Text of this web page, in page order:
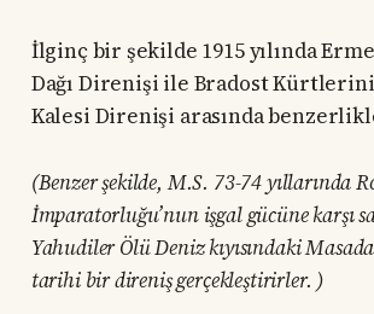
İlginç bir şekilde 1915 yılında
Dağı Direnişi ile Bradost
Kalesi Direnişi arasında
(Benzer şekilde, M.S. 73-74 yıllarında
İmparatorluğu’nun işgal gücüne karşı
Yahudiler Ölü Deniz kıyısındaki
tarihi bir direniş gerçekleştirirler. )